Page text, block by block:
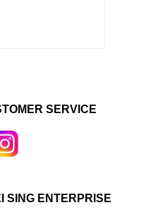
SERVICE
SING ENTERPRISE